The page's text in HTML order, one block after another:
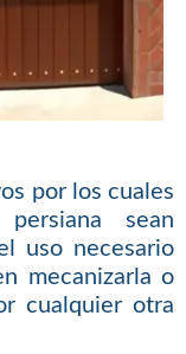
por los cuales
sean
uso necesario
mecanizarla o
cualquier otra